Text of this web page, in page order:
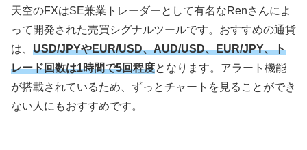
天空のFXはSE兼業トレーダーとして有名なRenさんによ
って開発された売買シグナルツールです。おすすめの通貨
は、 USD/JPYやEUR/USD、AUD/USD、EUR/JPY、ト
レード回数は1時間で5回程度となります。アラート機能
が搭載されているため、ずっとチャートを見ることができ
ない人にもおすすめです。